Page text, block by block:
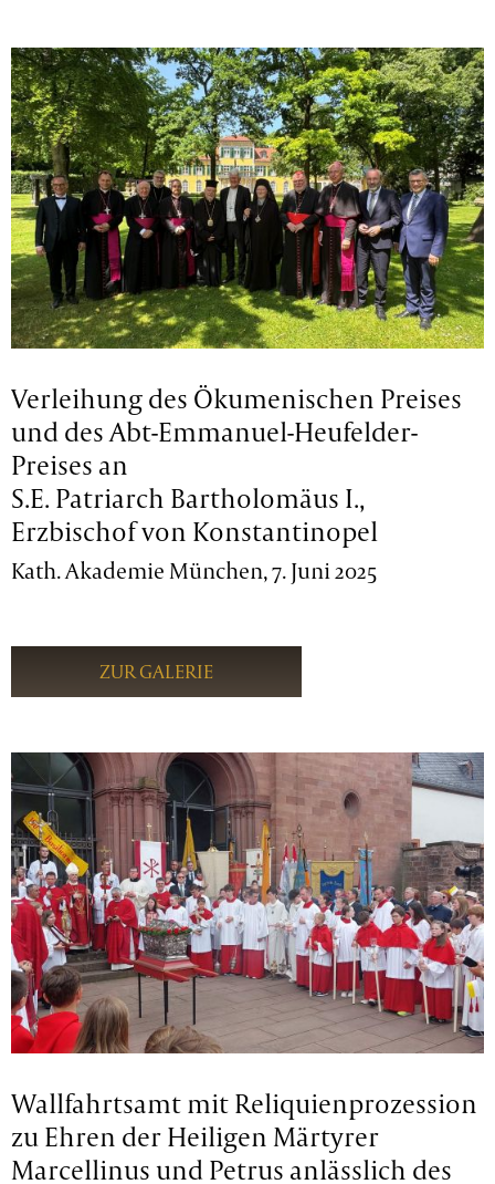
Verleihung des Ökumenischen Preises
und des Abt-Emmanuel-Heufelder-
Preises an
S.E. Patriarch Bartholomäus I.,
Erzbischof von Konstantinopel
Kath. Akademie München, 7. Juni 2025
ZUR GALERIE
Wallfahrtsamt mit Reliquienprozession
zu Ehren der Heiligen Märtyrer
Marcellinus und Petrus anlässlich des